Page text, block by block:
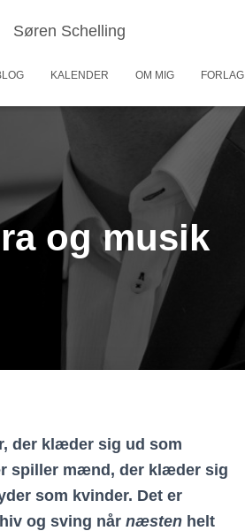
Søren Schelling
KALENDER OM MIG FORLAG
og musik
der klæder sig ud som
spiller mænd, der klæder sig
som kvinder. Det er
og sving når næsten helt